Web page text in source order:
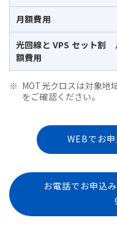
月額費用
光回線と VPS セット割
額費用
MOT光クロスは対象地
をご確認ください。
WEBでお
お電話でお申込